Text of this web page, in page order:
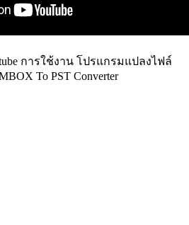
การใช้งาน โปรแกรมแปลงไฟล์
To PST Converter